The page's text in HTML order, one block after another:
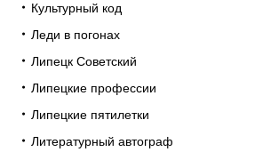
Культурный код
Леди в погонах
Липецк Советский
Липецкие профессии
Липецкие пятилетки
Литературный автограф